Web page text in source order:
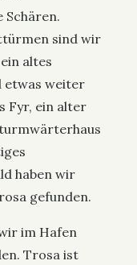
Schären.
sind wir
altes
etwas weiter
Fyr, ein alter
haben wir
gefunden.
im Hafen
Trosa ist